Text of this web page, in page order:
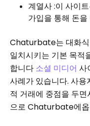
계열사 :이 사이
가입을 통해 돈
Chaturbate는 대화식
일치시키는 기본 목적
합니다 소셜 미디어 사
사례가 있습니다. 사
적 거래에 중점을 두
으로 Chaturbate에옵